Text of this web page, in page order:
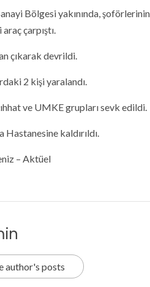
Bölgesi yakınında,
çarpıştı.
çıkarak devrildi.
2 kişi yaralandı.
ve UMKE grupları sevk edildi.
Hastanesine kaldırıldı.
– Aktüel
author's posts